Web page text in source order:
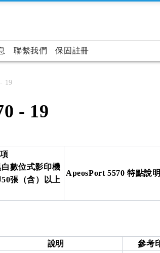
聯繫我們 保固註冊
19
- 19
數位式影印機
張（含）以上
ApeosPort 5570 特點說
說明
參考